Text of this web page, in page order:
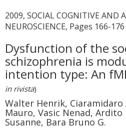
2009, SOCIAL COGNITIVE AND
NEUROSCIENCE, Pages 166-
Dysfunction of the
schizophrenia is
intention type: An
in rivista)
Walter Henrik, Ciaramidaro
Mauro, Vasic Nenad, Ardito
Susanne, Bara Bruno G.